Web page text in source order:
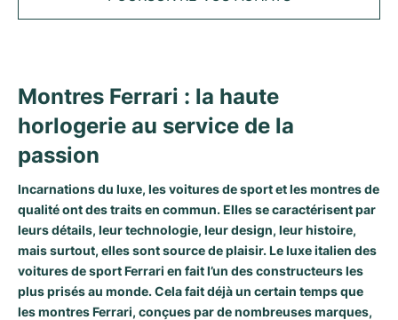
Date
Datejust
Day-Date
Explorer
Explorer II
Aqua Terra
De Ville
Speedmaster
Montres d'occasion
Montres pour femmes
Complications
Aquanaut
Calatrava
Twenty 4
Gondolo
Royal Oak
Royal Oak Offshore
Millenary
Santos
Clé
Tank
Panthère
Superocean
Chronomat
Premier
Modèles les plus vendus
Black Bay
Pelagos
Montres d'occasion
Tous les modèles TAG Heuer
Modèles les plus vendus
Aquaracer
Carrera
IWC
Tous les modèles IWC
Modèles les plus vendus
Big Pilot
Hublot
Tous les modèles Hublot
Modèles les plus vendus
Toutes les marques de montres de luxe
Montres vintage
Montres d'occasion
Tous les bracelets
Montres Ferrari : la haute
horlogerie au service de la
passion
Incarnations du luxe, les voitures de sport et les montres de
qualité ont des traits en commun. Elles se caractérisent par
leurs détails, leur technologie, leur design, leur histoire,
mais surtout, elles sont source de plaisir. Le luxe italien des
voitures de sport Ferrari en fait l’un des constructeurs les
plus prisés au monde. Cela fait déjà un certain temps que
les montres Ferrari, conçues par de nombreuses marques,